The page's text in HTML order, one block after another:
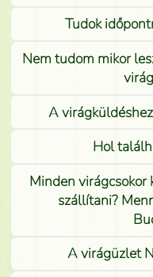
Tudok
Nem tudom mikor
A
Hol
Minden virágcsokor
szállítani?
A virágüzlet